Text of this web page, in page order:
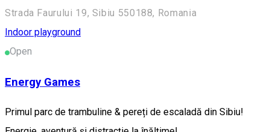
Strada Faurului 19, Sibiu 550188, Romania
Indoor playground
Open
Energy Games
Primul parc de trambuline & pereți de escaladă din Sibiu!